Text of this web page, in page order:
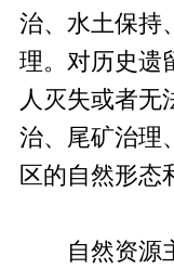
治、水土保持
理。对历史遗
人灭失或者无
治、尾矿治理
区的自然形态
自然资源主